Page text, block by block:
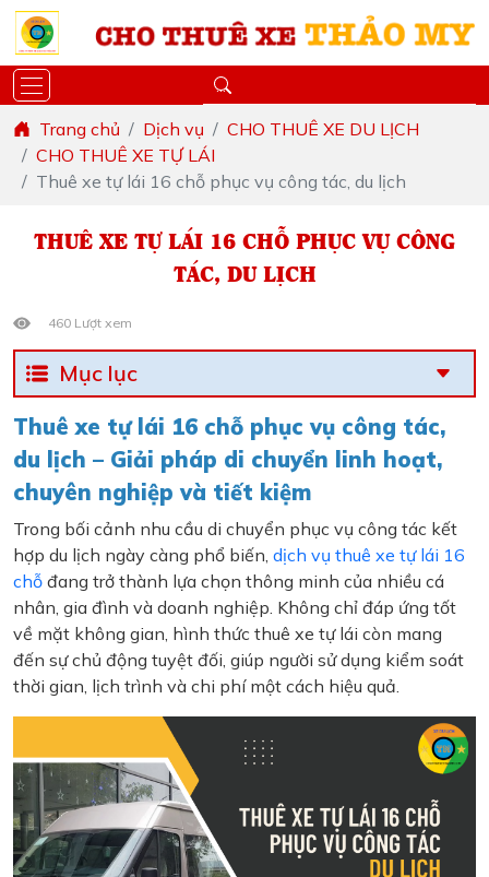
Trang chủ Dịch vụ
CHO THUÊ XE DU LỊCH
CHO THUÊ XE TỰ LÁI
Thuê xe tự lái 16 chỗ phục vụ công tác, du lịch
THUÊ XE TỰ LÁI 16 CHỖ PHỤC VỤ CÔNG
TÁC, DU LỊCH
460 Lượt xem
Mục lục
Thuê xe tự lái 16 chỗ phục vụ công tác,
du lịch – Giải pháp di chuyển linh hoạt,
chuyên nghiệp và tiết kiệm
Trong bối cảnh nhu cầu di chuyển phục vụ công tác kết
hợp du lịch ngày càng phổ biến, dịch vụ thuê xe tự lái 16
chỗ đang trở thành lựa chọn thông minh của nhiều cá
nhân, gia đình và doanh nghiệp. Không chỉ đáp ứng tốt
về mặt không gian, hình thức thuê xe tự lái còn mang
đến sự chủ động tuyệt đối, giúp người sử dụng kiểm soát
thời gian, lịch trình và chi phí một cách hiệu quả.